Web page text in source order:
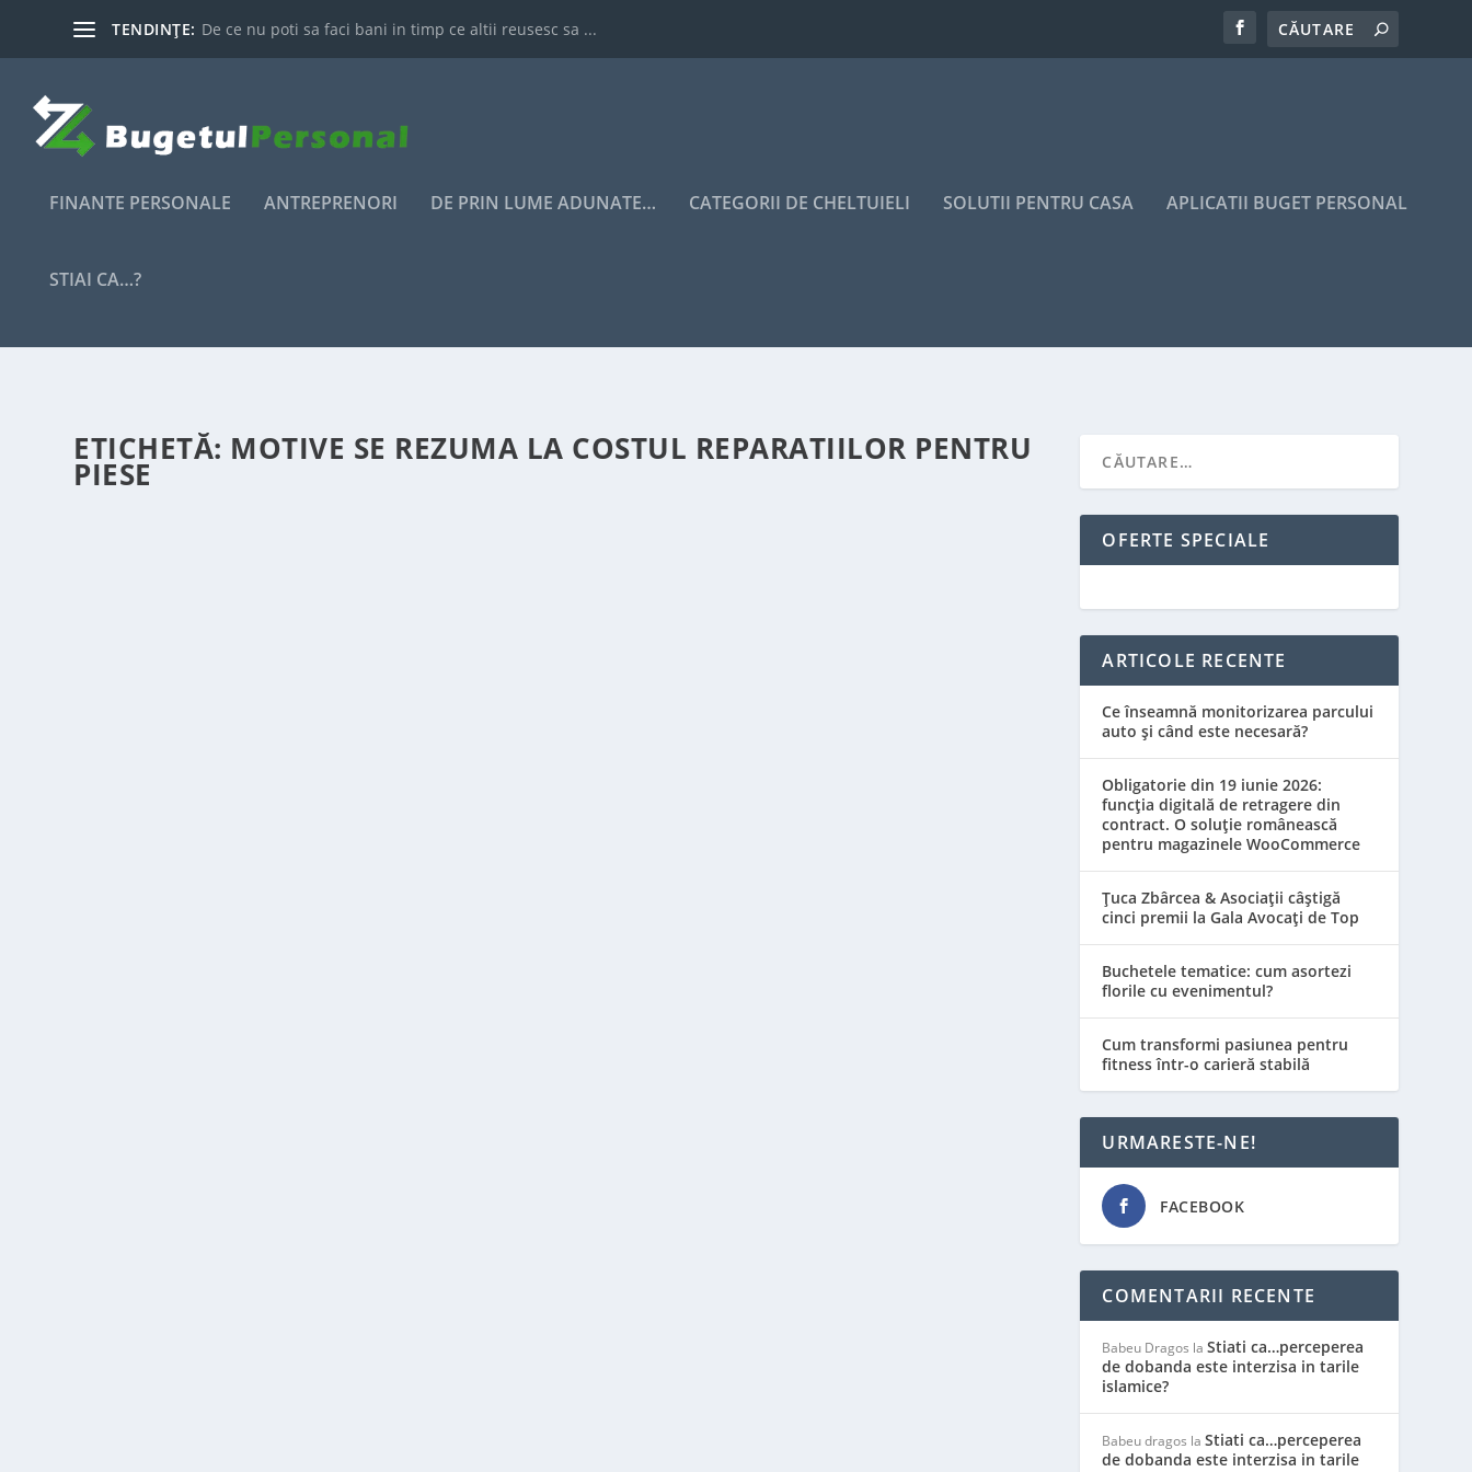
TENDINȚE: De ce nu poti sa faci bani in timp ce altii reusesc sa ...
FINANTE PERSONALE ANTREPRENORI DE PRIN LUME ADUNATE… CATEGORII DE CHELTUIELI SOLUTII PENTRU CASA APLICATII BUGET PERSONAL
STIAI CA…?
ETICHETĂ: MOTIVE SE REZUMA LA COSTUL REPARATIILOR PENTRU
PIESE
OFERTE SPECIALE
ARTICOLE RECENTE
Ce înseamnă monitorizarea parcului
auto și când este necesară?
Obligatorie din 19 iunie 2026:
funcția digitală de retragere din
contract. O soluție românească
pentru magazinele WooCommerce
Țuca Zbârcea & Asociații câștigă
cinci premii la Gala Avocați de Top
Buchetele tematice: cum asortezi
florile cu evenimentul?
Cum transformi pasiunea pentru
fitness într-o carieră stabilă
URMARESTE-NE!
FACEBOOK
COMENTARII RECENTE
Babeu Dragos laStiati ca…perceperea
de dobanda este interzisa in tarile
islamice?
Babeu dragos laStiati ca…perceperea
de dobanda este interzisa in tarile